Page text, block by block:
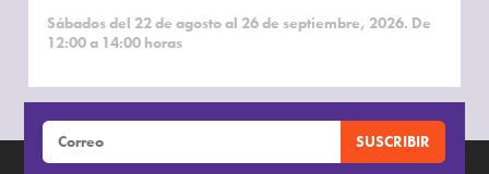
Sábados del 22 de agosto al 26 de septiembre, 2026. De
12:00 a 14:00 horas